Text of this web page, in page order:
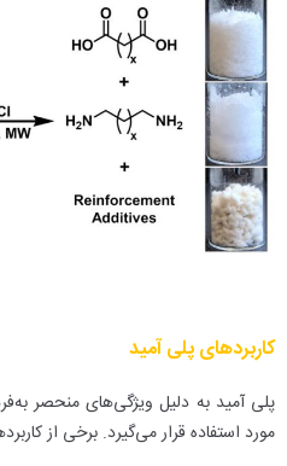
کاربردهای پلی آمید
پلی آمید به دلیل ویژگی‌های منحصر
مورد استفاده قرار می‌گیرد. برخی از